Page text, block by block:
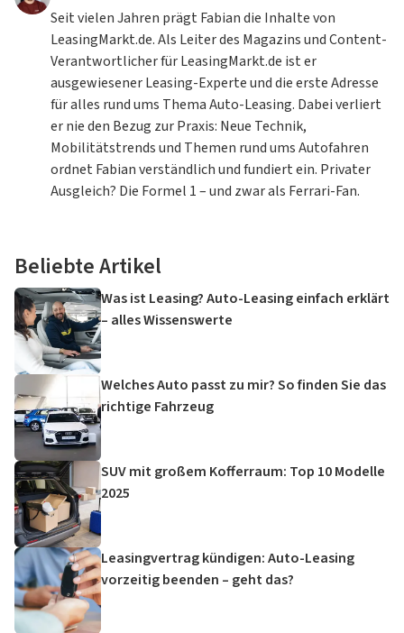
Seit vielen Jahren prägt Fabian die Inhalte von
LeasingMarkt.de. Als Leiter des Magazins und Content-
Verantwortlicher für LeasingMarkt.de ist er
ausgewiesener Leasing-Experte und die erste Adresse
für alles rund ums Thema Auto-Leasing. Dabei verliert
er nie den Bezug zur Praxis: Neue Technik,
Mobilitätstrends und Themen rund ums Autofahren
ordnet Fabian verständlich und fundiert ein. Privater
Ausgleich? Die Formel 1 – und zwar als Ferrari-Fan.
Beliebte Artikel
Was ist Leasing? Auto-Leasing einfach erklärt
– alles Wissenswerte
Welches Auto passt zu mir? So finden Sie das
richtige Fahrzeug
SUV mit großem Kofferraum: Top 10 Modelle
2025
Leasingvertrag kündigen: Auto-Leasing
vorzeitig beenden – geht das?